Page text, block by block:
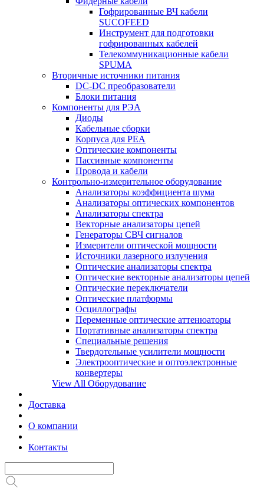
Гофрированные ВЧ кабели
SUCOFEED
Инструмент для подготовки
гофрированных кабелей
Телекоммуникационные кабели
SPUMA
Вторичные источники питания
DC-DC преобразователи
Блоки питания
Компоненты для РЭА
Диоды
Кабельные сборки
Корпуса для РЕА
Оптические компоненты
Пассивные компоненты
Провода и кабели
Контрольно-измерительное оборудование
Анализаторы коэффициента шума
Анализаторы оптических компонентов
Анализаторы спектра
Векторные анализаторы цепей
Генераторы СВЧ сигналов
Измерители оптической мощности
Источники лазерного излучения
Оптические анализаторы спектра
Оптические векторные анализаторы цепей
Оптические переключатели
Оптические платформы
Осциллографы
Переменные оптические аттенюаторы
Портативные анализаторы спектра
Специальные решения
Твердотельные усилители мощности
Электрооптические и оптоэлектронные
конвертеры
View All Оборудование
Доставка
О компании
Контакты